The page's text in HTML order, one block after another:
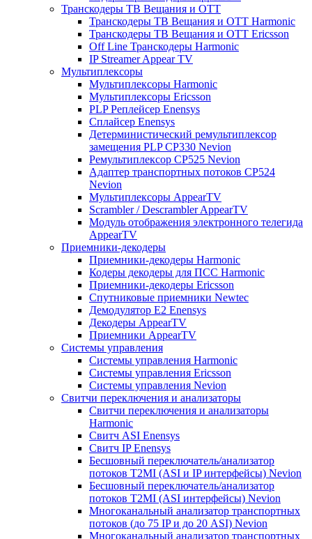
Транскодеры ТВ Вещания и ОТТ
Транскодеры ТВ Вещания и ОТТ Harmonic
Транскодеры ТВ Вещания и ОТТ Ericsson
Off Line Транскодеры Harmonic
IP Streamer Appear TV
Мультиплексоры
Мультиплексоры Harmonic
Мультиплексоры Ericsson
PLP Реплейсер Enensys
Сплайсер Enensys
Детерминистический ремультиплексор
замещения PLP CP330 Nevion
Ремультиплексор CP525 Nevion
Адаптер транспортных потоков CP524
Nevion
Мультиплексоры AppearTV
Scrambler / Descrambler AppearTV
Модуль отображения электронного телегида
AppearTV
Приемники-декодеры
Приемники-декодеры Harmonic
Кодеры декодеры для ПСС Harmonic
Приемники-декодеры Ericsson
Спутниковые приемники Newtec
Демодулятор Е2 Enensys
Декодеры AppearTV
Приемники AppearTV
Системы управления
Cистемы управления Harmonic
Cистемы управления Ericsson
Cистемы управления Nevion
Свитчи переключения и анализаторы
Свитчи переключения и анализаторы
Harmonic
Свитч ASI Enensys
Свитч IP Enensys
Бесшовный переключатель/анализатор
потоков T2MI (ASI и IP интерфейсы) Nevion
Бесшовный переключатель/анализатор
потоков T2MI (ASI интерфейсы) Nevion
Многоканальный анализатор транспортных
потоков (до 75 IP и до 20 ASI) Nevion
Многоканальный анализатор транспортных